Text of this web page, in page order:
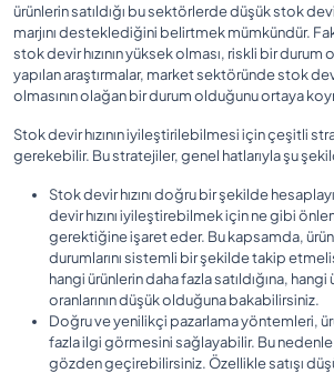
ürünlerin satıldığı bu sektörlerde düşük stok
marjını desteklediğini belirtmek mümkündür.
stok devir hızının yüksek olması, riskli bir durum
yapılan araştırmalar, market sektöründe stok devir
olmasının olağan bir durum olduğunu ortaya
Stok devir hızının iyileştirilebilmesi için çeşitli
gerekebilir. Bu stratejiler, genel hatlarıyla şu
Stok devir hızını doğru bir şekilde
devir hızını iyileştirebilmek için ne gibi
gerektiğine işaret eder. Bu kapsamda,
durumlarını sistemli bir şekilde takip
hangi ürünlerin daha fazla satıldığına, hangi
oranlarının düşük olduğuna bakabilirsiniz.
Doğru ve yenilikçi pazarlama yöntemleri,
fazla ilgi görmesini sağlayabilir. Bu
gözden geçirebilirsiniz. Özellikle satışı